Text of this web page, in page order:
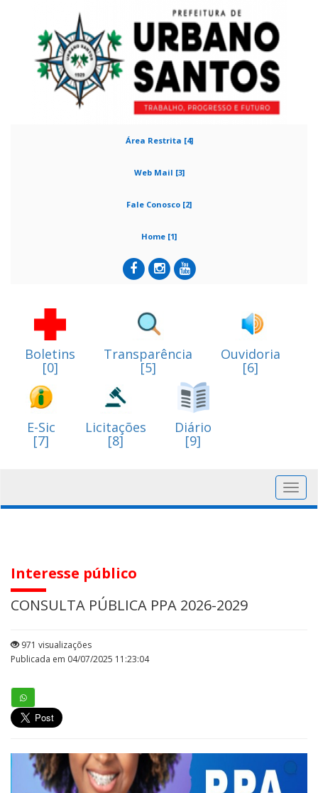
Área Restrita [4]
Web Mail [3]
Fale Conosco [2]
Home [1]
Boletins
[0]
Transparência
[5]
Ouvidoria
[6]
E-Sic
[7]
Licitações
[8]
Diário
[9]
Interesse público
CONSULTA PÚBLICA PPA 2026-2029
971 visualizações
Publicada em 04/07/2025 11:23:04